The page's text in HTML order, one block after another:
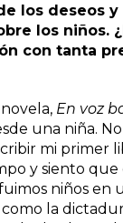
los deseos
los niños.
con tanta
En voz
una niña. No
mi primer
y siento que
fuimos niños
la